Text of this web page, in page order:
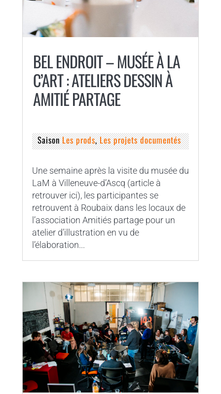
BEL ENDROIT – MUSÉE À LA
C’ART : ATELIERS DESSIN À
AMITIÉ PARTAGE
SaisonLes prods,Les projets documentés
Une semaine après la visite du musée du
LaM à Villeneuve-d’Ascq (article à
retrouver ici), les participantes se
retrouvent à Roubaix dans les locaux de
l’association Amitiés partage pour un
atelier d’illustration en vu de
l’élaboration...